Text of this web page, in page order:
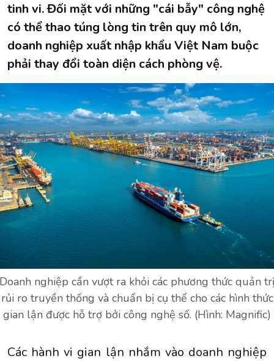
tinh vi. Đối mặt với những "cái bẫy" công nghệ
có thể thao túng lòng tin trên quy mô lớn,
doanh nghiệp xuất nhập khẩu Việt Nam buộc
phải thay đổi toàn diện cách phòng vệ.
Doanh nghiệp cần vượt ra khỏi các phương thức quản trị
rủi ro truyền thống và chuẩn bị cụ thể cho các hình thức
gian lận được hỗ trợ bởi công nghệ số. (Hình: Magnific)
Các hành vi gian lận nhắm vào doanh nghiệp